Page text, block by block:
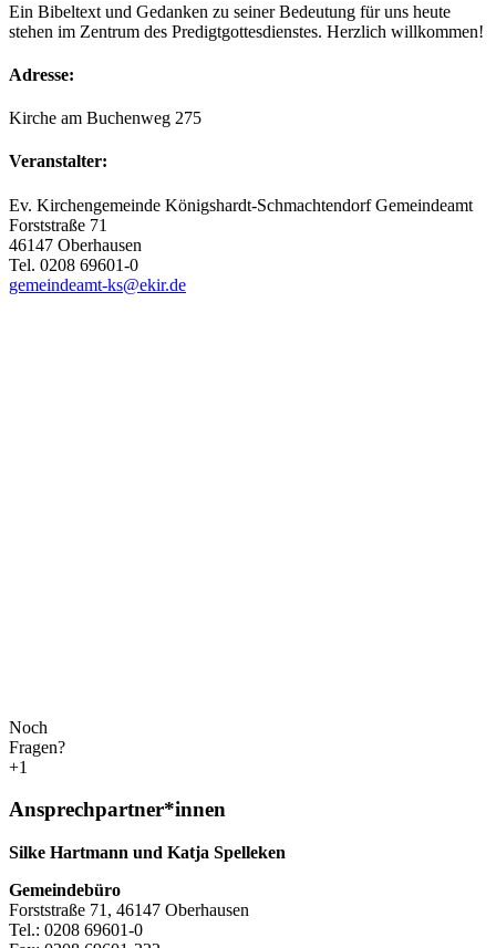
Ein Bibeltext und Gedanken zu seiner Bedeutung für uns heute
stehen im Zentrum des Predigtgottesdienstes. Herzlich willkommen!
Adresse:
Kirche am Buchenweg 275
Veranstalter:
Ev. Kirchengemeinde Königshardt-Schmachtendorf Gemeindeamt
Forststraße 71
46147 Oberhausen
Tel. 0208 69601-0
gemeindeamt-ks@ekir.de
Noch
Fragen?
+1
Ansprechpartner*innen
Silke Hartmann und Katja Spelleken
Gemeindebüro
Forststraße 71, 46147 Oberhausen
Tel.: 0208 69601-0